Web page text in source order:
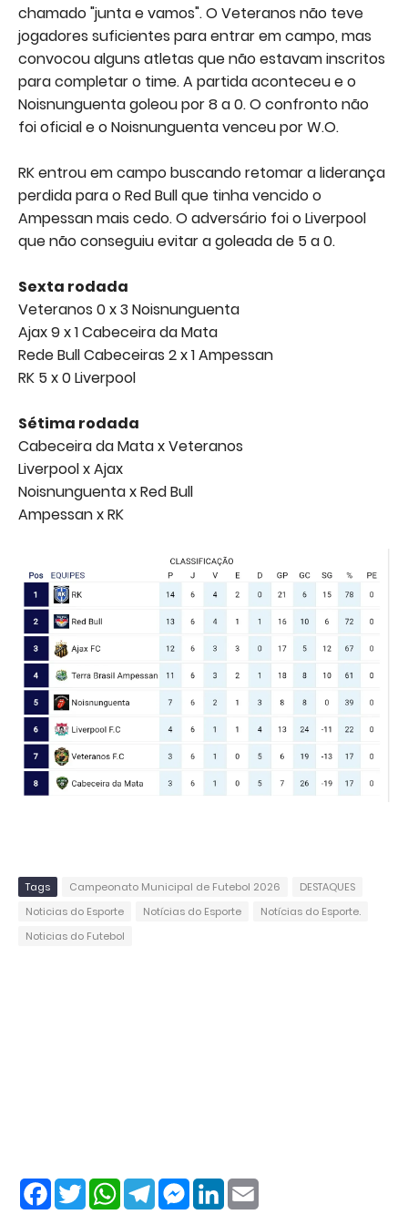
chamado "junta e vamos". O Veteranos não teve
jogadores suficientes para entrar em campo, mas
convocou alguns atletas que não estavam inscritos
para completar o time. A partida aconteceu e o
Noisnunguenta goleou por 8 a 0. O confronto não
foi oficial e o Noisnunguenta venceu por W.O.
RK entrou em campo buscando retomar a liderança
perdida para o Red Bull que tinha vencido o
Ampessan mais cedo. O adversário foi o Liverpool
que não conseguiu evitar a goleada de 5 a 0.
Sexta rodada
Veteranos 0 x 3 Noisnunguenta
Ajax 9 x 1 Cabeceira da Mata
Rede Bull Cabeceiras 2 x 1 Ampessan
RK 5 x 0 Liverpool
Sétima rodada
Cabeceira da Mata x Veteranos
Liverpool x Ajax
Noisnunguenta x Red Bull
Ampessan x RK
Tags Campeonato Municipal de Futebol 2026
DESTAQUES
Noticias do Esporte
Notícias do Esporte
Notícias do Esporte.
Noticias do Futebol
F
a
c
T
w
W
a
T
M
s
L
n